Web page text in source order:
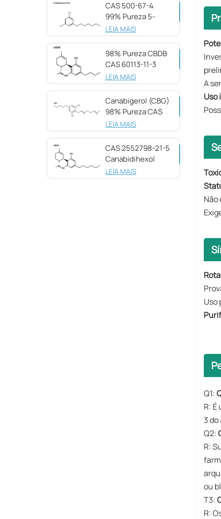
CAS 500-67-4
99% Pureza 5-
Heptilresorcinol
LEIA MAIS
98% Pureza CBDB
CAS 60113-11-3
LEIA MAIS
Canabigerol (CBG)
98% Pureza CAS
25654-31-3
LEIA MAIS
CAS 2552798-21-5
Canabidihexol
(CBDH), 98%
LEIA MAIS
A
Uso
Não
Uso
Q1:
R:
3
​Q2:
R:
ou
​T3:
R: